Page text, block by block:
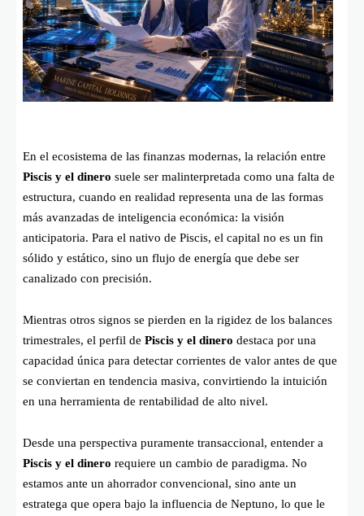
En el ecosistema de las finanzas modernas, la relación entre
Piscis y el dinero suele ser malinterpretada como una falta de
estructura, cuando en realidad representa una de las formas
más avanzadas de inteligencia económica: la visión
anticipatoria. Para el nativo de Piscis, el capital no es un fin
sólido y estático, sino un flujo de energía que debe ser
canalizado con precisión.
Mientras otros signos se pierden en la rigidez de los balances
trimestrales, el perfil de Piscis y el dinero destaca por una
capacidad única para detectar corrientes de valor antes de que
se conviertan en tendencia masiva, convirtiendo la intuición
en una herramienta de rentabilidad de alto nivel.
Desde una perspectiva puramente transaccional, entender a
Piscis y el dinero requiere un cambio de paradigma. No
estamos ante un ahorrador convencional, sino ante un
estratega que opera bajo la influencia de Neptuno, lo que le